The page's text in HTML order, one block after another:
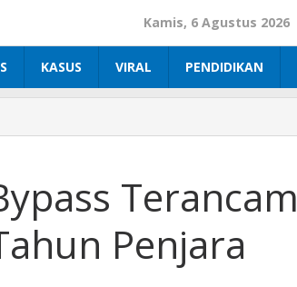
Kamis, 6 Agustus 2026
KASUS VIRAL PENDIDIKAN
Terancam
Penjara